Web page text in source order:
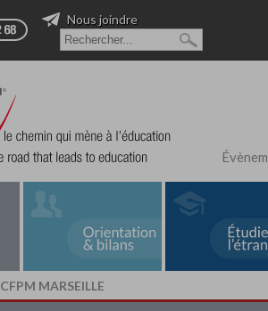
Nous joindre
CFPM MARSEILLE